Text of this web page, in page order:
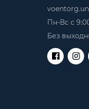
Пн-Вс с
Без